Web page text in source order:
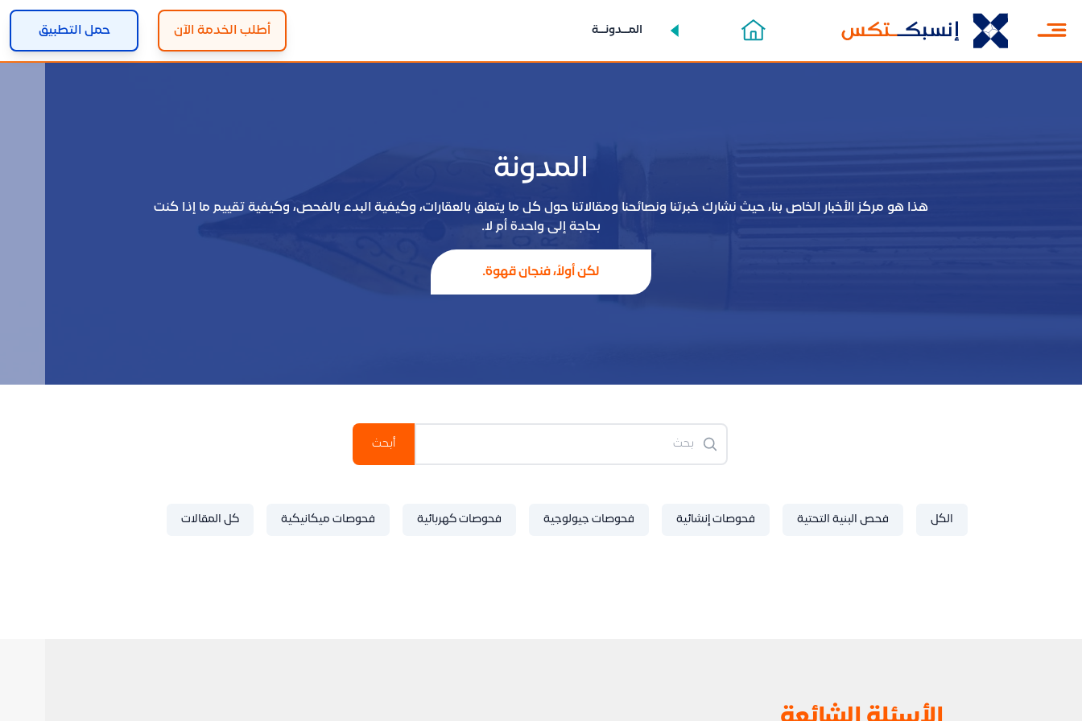
المــدونــة أطلب الخدمة الآن حمل التطبيق
المدونة
هذا هو مركز الأخبار الخاص بنا، حيث نشارك خبرتنا ونصائحنا ومقالاتنا حول كل ما يتعلق بالعقارات، وكيفية البدء بالفحص، وكيفية تقييم ما إذا كنت
بحاجة إلى واحدة أم لا.
لكن أولاً، فنجان قهوة.
الكل فحص البنية التحتية فحوصات إنشائية فحوصات جيولوجية فحوصات كهربائية فحوصات ميكانيكية كل المقالات